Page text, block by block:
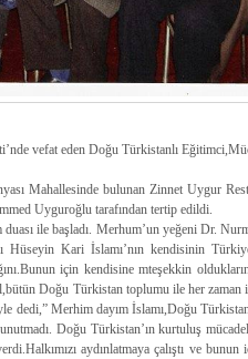
vefat eden Doğu Türkistanlı
Mahallesinde bulunan Zinnet Uygur
Uyguroğlu tarafından tertip edildi.
ile başladı. Merhum’un yeğeni Dr.
Hüseyin Kari İslamı’nın kendisinin
için kendisine mteşekkin
Doğu Türkistan toplumu ile her
dedi,” Merhim dayım İslamı,Doğu
Doğu Türkistan’ın kurtuluş
aydınlatmaya çalıştı ve